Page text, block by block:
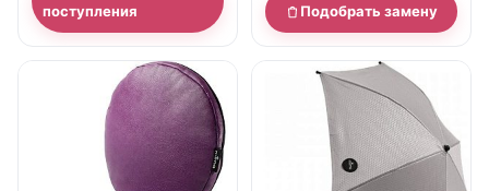
поступления
Подобрать замену